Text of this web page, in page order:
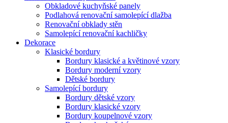
Obkladové kuchyňské panely
Podlahová renovační samolepící dlažba
Renovační obklady stěn
Samolepící renovační kachličky
Dekorace
Klasické bordury
Bordury klasické a květinové vzory
Bordury moderní vzory
Dětské bordury
Samolepící bordury
Bordury dětské vzory
Bordury klasické vzory
Bordury koupelnové vzory